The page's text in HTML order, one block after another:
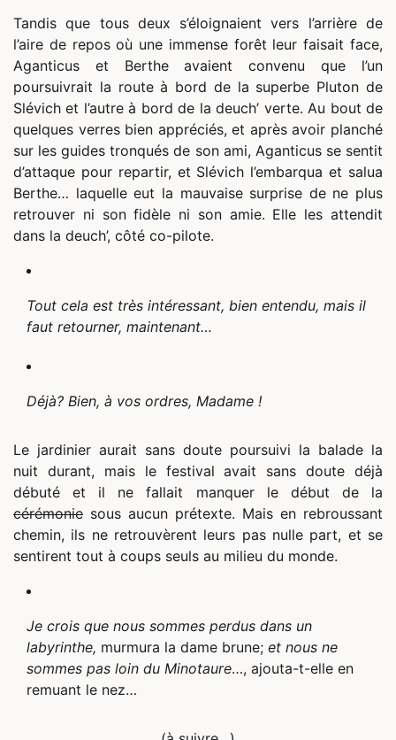
Tandis que tous deux s’éloignaient vers l’arrière de
l’aire de repos où une immense forêt leur faisait face,
Aganticus et Berthe avaient convenu que l’un
poursuivrait la route à bord de la superbe Pluton de
Slévich et l’autre à bord de la deuch’ verte. Au bout de
quelques verres bien appréciés, et après avoir planché
sur les guides tronqués de son ami, Aganticus se sentit
d’attaque pour repartir, et Slévich l’embarqua et salua
Berthe… laquelle eut la mauvaise surprise de ne plus
retrouver ni son fidèle ni son amie. Elle les attendit
dans la deuch’, côté co-pilote.
Tout cela est très intéressant, bien entendu, mais il
faut retourner, maintenant…
Déjà? Bien, à vos ordres, Madame !
Le jardinier aurait sans doute poursuivi la balade la
nuit durant, mais le festival avait sans doute déjà
débuté et il ne fallait manquer le début de la
cérémonie sous aucun prétexte. Mais en rebroussant
chemin, ils ne retrouvèrent leurs pas nulle part, et se
sentirent tout à coups seuls au milieu du monde.
Je crois que nous sommes perdus dans un
labyrinthe, murmura la dame brune; et nous ne
sommes pas loin du Minotaure…, ajouta-t-elle en
remuant le nez…